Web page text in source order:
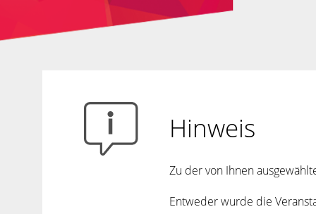
Hinweis
Zu der von Ihnen
Entweder wurde die